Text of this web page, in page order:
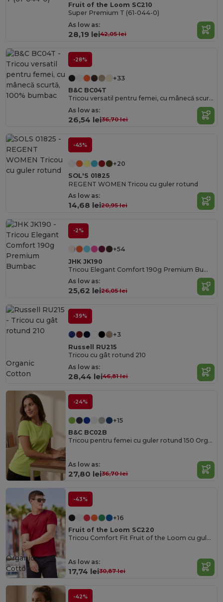
Fruit of the Loom SC210
Super Premium T (61-044-0)
As low as:
28,19 lei42,05 lei
-28%
+33
B&C BC04T
Tricou versatil pentru femei, cu mânecă scurtă, 100% bumbac
As low as:
26,54 lei36,70 lei
-45%
+20
SOL'S 01825
REGENT WOMEN Tricou cu guler rotund
As low as:
14,68 lei20,95 lei
-2%
+54
JHK JK190
Tricou Elegant Comfort 190g Premium Bumbac
As low as:
25,62 lei26,05 lei
-39%
+3
Russell RU215
Tricou cu gât rotund 210
As low as:
28,44 lei46,81 lei
Organic
Cotton
-24%
+15
B&C BC02B
Tricou pentru femei cu guler rotund 150 Organic
As low as:
27,80 lei36,70 lei
-43%
+16
Fruit of the Loom SC220
Tricou Comfort Fit Fruit of the Loom cu guler rotund
As low as:
17,74 lei30,87 lei
Organic
Cotton
-42%